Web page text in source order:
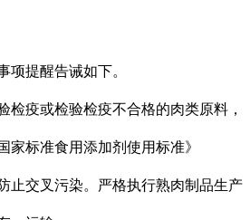
提醒告诫如下。
疫或检验检疫不合格的肉类原料，
标准食用添加剂使用标准》
交叉污染。严格执行熟肉制品生产